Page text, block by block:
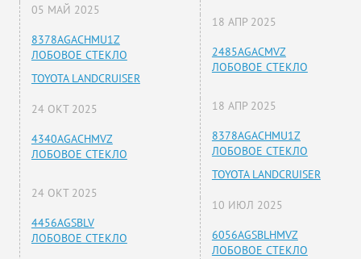
05 МАЙ 2025
8378AGACHMU1Z
ЛОБОВОЕ СТЕКЛО
TOYOTA LANDCRUISER
24 ОКТ 2025
4340AGACHMVZ
ЛОБОВОЕ СТЕКЛО
24 ОКТ 2025
4456AGSBLV
ЛОБОВОЕ СТЕКЛО
18 АПР 2025
2485AGACMVZ
ЛОБОВОЕ СТЕКЛО
18 АПР 2025
8378AGACHMU1Z
ЛОБОВОЕ СТЕКЛО
TOYOTA LANDCRUISER
10 ИЮЛ 2025
6056AGSBLHMVZ
ЛОБОВОЕ СТЕКЛО